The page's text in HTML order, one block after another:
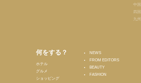
中国
四国
九州
何をする？
ホテル
グルメ
ショッピング
NEWS
FROM EDITORS
BEAUTY
FASHION